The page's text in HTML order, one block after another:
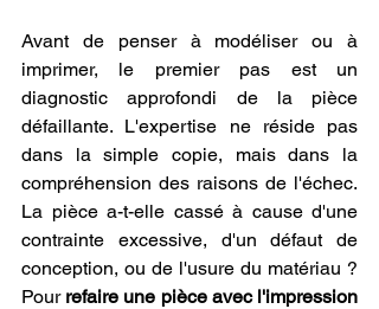
Avant de penser à modéliser ou à
imprimer, le premier pas est un
diagnostic approfondi de la pièce
défaillante. L'expertise ne réside pas
dans la simple copie, mais dans la
compréhension des raisons de l'échec.
La pièce a-t-elle cassé à cause d'une
contrainte excessive, d'un défaut de
conception, ou de l'usure du matériau ?
Pour refaire une pièce avec l'impression